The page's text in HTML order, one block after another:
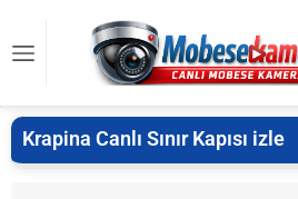
Krapina Canlı Sınır Kapısı izle